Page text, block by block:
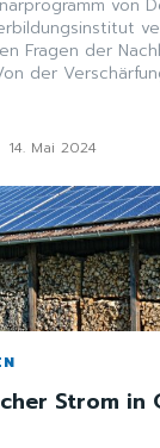
von
Fragen der
14. Mai 2024
Strom in